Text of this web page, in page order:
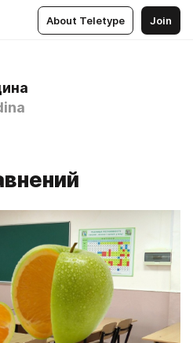
About Teletype Join